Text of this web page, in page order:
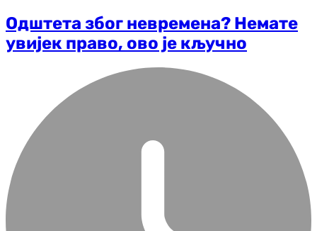
Одштета због невремена? Немате
увијек право, ово је кључно